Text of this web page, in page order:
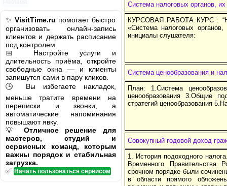
✨ VisitTime.ru помогает быстро
организовать онлайн-запись
клиентов и держать расписание
под контролем.
📅 Настройте услуги и
длительность приёма, откройте
свободные окна — и клиенты
запишутся сами в пару кликов.
🕒 Вы избегаете накладок,
меньше тратите времени на
переписки и звонки, а
автоматические напоминания
повышают явку.
💡 Отличное решение для
мастеров, студий и
сервисных команд, которым
важны порядок и стабильная
загрузка.
✅ Начать пользоваться сервисом
Система налоговых органов,
КУРСОВАЯ РАБОТА КУРС :
«Система налоговых
инициалы слушателя:
Система ценообразования и
План: 1.Система
ценообразования 3.Общие
стратегий ценообразования
Совокупный годовой доход
1. История подоходного
Временного
срочном порядке были
в области прямого